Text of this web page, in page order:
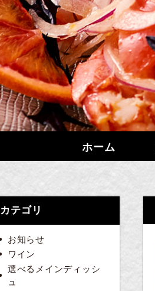
ホーム
カテゴリ
お知らせ
ワイン
選べるメインディッシ
ュ